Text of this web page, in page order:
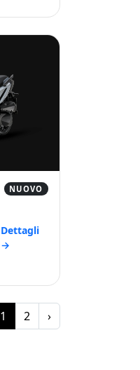
NUOVO
Dettagli
→
1 2 ›